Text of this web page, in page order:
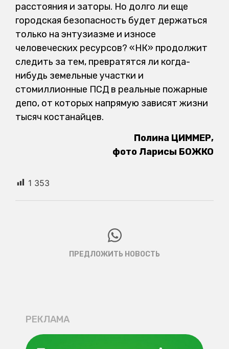
расстояния и заторы. Но долго ли еще
городская безопасность будет держаться
только на энтузиазме и износе
человеческих ресурсов? «НК» продолжит
следить за тем, превратятся ли когда-
нибудь земельные участки и
стомиллионные ПСД в реальные пожарные
депо, от которых напрямую зависят жизни
тысяч костанайцев.
Полина ЦИММЕР,
фото Ларисы БОЖКО
1 353
ПРЕДЛОЖИТЬ НОВОСТЬ
РЕКЛАМА